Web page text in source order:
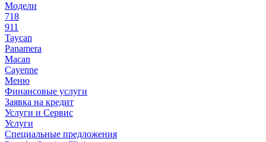
Модели
718
911
Taycan
Panamera
Macan
Cayenne
Меню
Финансовые услуги
Заявка на кредит
Услуги и Сервис
Услуги
Специальные предложения